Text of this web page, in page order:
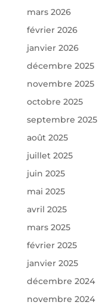
mars 2026
février 2026
janvier 2026
décembre 2025
novembre 2025
octobre 2025
septembre 2025
août 2025
juillet 2025
juin 2025
mai 2025
avril 2025
mars 2025
février 2025
janvier 2025
décembre 2024
novembre 2024